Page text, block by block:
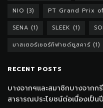
NIO (3) PT Grand Prix
SENA (1) SLEEK (1)
มาสเตอร์เซอร์ทิฟายด์ยูสคาร์ (1)
RECENT POSTS
บางจากฯและสมาชิกบางจาก
สาธารณประโยชน์ต่อเนื่องเป็